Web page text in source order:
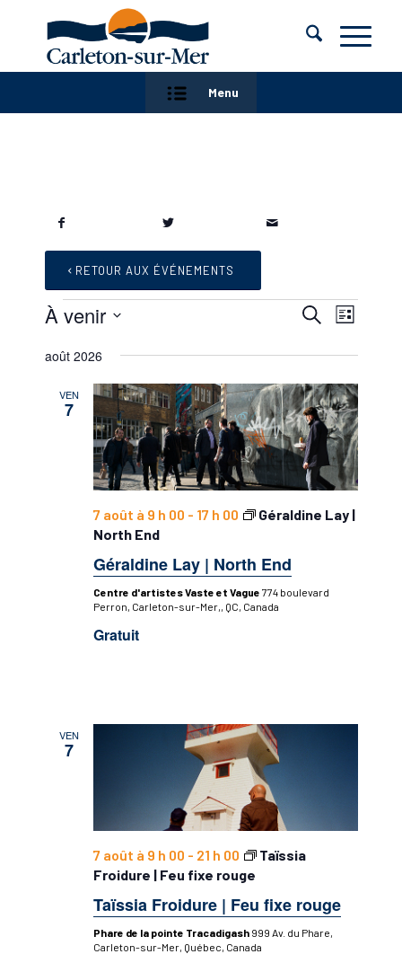
Menu
RETOUR AUX ÉVÉNEMENTS
Évènements
de
vues
Recherche
de
vues
Liste
À venir
une
août 2026
VEN
7
Géraldine Lay | North End
7 août à 9 h 00 - 17 h 00
Géraldine Lay |
North End
Centre d'artistes Vaste et Vague 774 boulevard
Perron, Carleton-sur-Mer,, QC, Canada
Gratuit
VEN
7
Taïssia Froidure | Feu fixe rouge
7 août à 9 h 00 - 21 h 00
Taïssia
Froidure | Feu fixe rouge
Phare de la pointe Tracadigash 999 Av. du Phare,
Carleton-sur-Mer, Québec, Canada